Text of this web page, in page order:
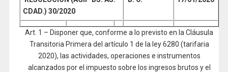
CDAD.) 30/2020
Art. 1 – Disponer que, conforme a lo previsto en la Cláusula
Transitoria Primera del artículo 1 de la ley 6280 (tarifaria
2020), las actividades, operaciones e instrumentos
alcanzados por el impuesto sobre los ingresos brutos y el